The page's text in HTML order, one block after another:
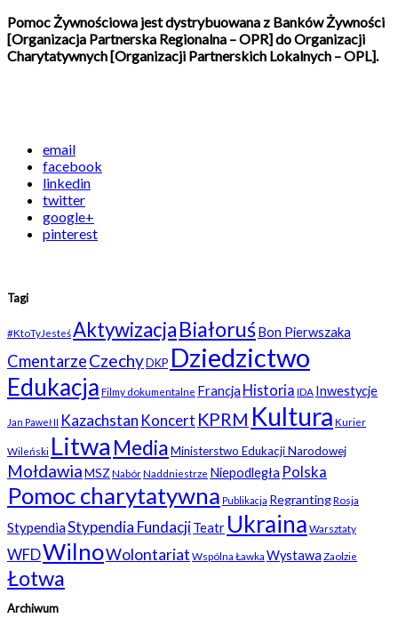
Pomoc Żywnościowa jest dystrybuowana z Banków Żywności
[Organizacja Partnerska Regionalna – OPR] do Organizacji
Charytatywnych [Organizacji Partnerskich Lokalnych – OPL].
email
facebook
linkedin
twitter
google+
pinterest
Tagi
#KtoTyJesteśAktywizacjaBiałoruśBon Pierwszaka
CmentarzeCzechyDKP Dziedzictwo
Edukacja Filmy dokumentalne Francja Historia IDA Inwestycje
Jan Paweł II Kazachstan Koncert KPRM Kultura Kurier
Wileński Litwa MediaMinisterstwo Edukacji Narodowej
MołdawiaMSZ NabórNaddniestrze Niepodległa Polska
Pomoc charytatywna Publikacja RegrantingRosja
StypendiaStypendia FundacjiTeatr Ukraina Warsztaty
WFDWilnoWolontariat Wspólna Ławka Wystawa Zaolzie
Łotwa
Archiwum